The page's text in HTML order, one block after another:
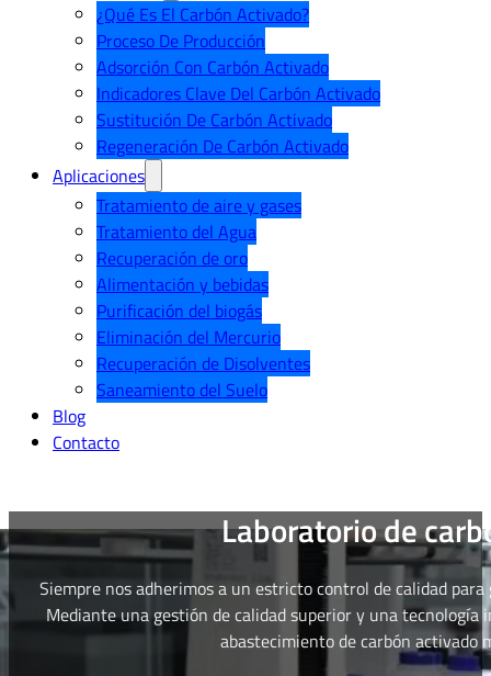
¿Qué Es El Carbón Activado?
Proceso De Producción
Adsorción Con Carbón Activado
Indicadores Clave Del Carbón Activado
Sustitución De Carbón Activado
Regeneración De Carbón Activado
Aplicaciones
Tratamiento de aire y gases
Tratamiento del Agua
Recuperación de oro
Alimentación y bebidas
Purificación del biogás
Eliminación del Mercurio
Recuperación de Disolventes
Saneamiento del Suelo
Blog
Contacto
Laboratorio de
Siempre nos adherimos a un estricto control de calidad
Mediante una gestión de calidad superior y una tecnología
abastecimiento de carbón activado